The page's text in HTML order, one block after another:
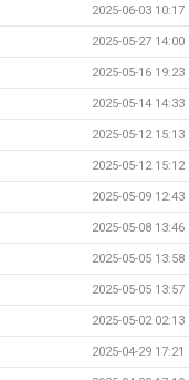
2025-06-03 10:17
2025-05-27 14:00
2025-05-16 19:23
2025-05-14 14:33
2025-05-12 15:13
2025-05-12 15:12
2025-05-09 12:43
2025-05-08 13:46
2025-05-05 13:58
2025-05-05 13:57
2025-05-02 02:13
2025-04-29 17:21